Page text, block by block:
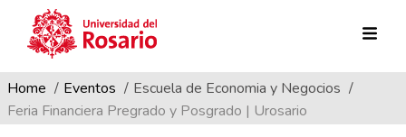
Pasar al contenido principal
Ruta de navegación
Home Eventos
Escuela de Economia y Negocios
Feria Financiera Pregrado y Posgrado | Urosario